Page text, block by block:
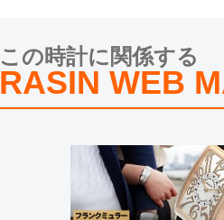
この時計に関係する
RASIN WEB